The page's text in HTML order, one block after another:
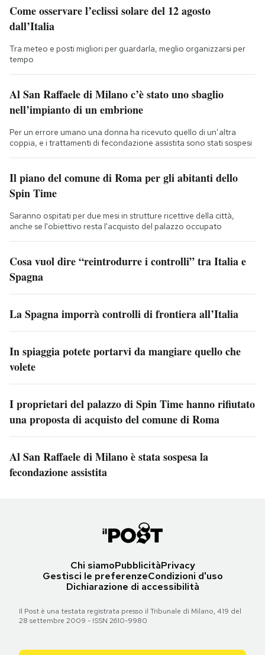
Come osservare l’eclissi solare del 12 agosto
dall’Italia
Tra meteo e posti migliori per guardarla, meglio organizzarsi per
tempo
Al San Raffaele di Milano c’è stato uno sbaglio
nell’impianto di un embrione
Per un errore umano una donna ha ricevuto quello di un’altra
coppia, e i trattamenti di fecondazione assistita sono stati sospesi
Il piano del comune di Roma per gli abitanti dello
Spin Time
Saranno ospitati per due mesi in strutture ricettive della città,
anche se l'obiettivo resta l'acquisto del palazzo occupato
Cosa vuol dire “reintrodurre i controlli” tra Italia e
Spagna
La Spagna imporrà controlli di frontiera all’Italia
In spiaggia potete portarvi da mangiare quello che
volete
I proprietari del palazzo di Spin Time hanno rifiutato
una proposta di acquisto del comune di Roma
Al San Raffaele di Milano è stata sospesa la
fecondazione assistita
Chi siamoPubblicitàPrivacy
Gestisci le preferenzeCondizioni d'uso
Dichiarazione di accessibilità
Il Post è una testata registrata presso il Tribunale di Milano, 419 del
28 settembre 2009 - ISSN 2610-9980